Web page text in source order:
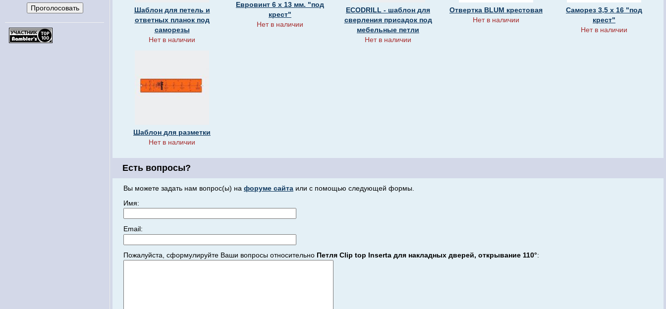
Шаблон для петель и
ответных планок под
саморезы
Нет в наличии
Евровинт 6 х 13 мм. "под
крест"
Нет в наличии
ECODRILL - шаблон для
сверления присадок под
мебельные петли
Нет в наличии
Отвертка BLUM крестовая
Нет в наличии
Саморез 3,5 х 16 "под
крест"
Нет в наличии
Шаблон для разметки
Нет в наличии
Есть вопросы?
Вы можете задать нам вопрос(ы) на форуме сайта или с помощью следующей формы.
Имя:
Email:
Пожалуйста, сформулируйте Ваши вопросы относительно Петля Clip top Inserta для накладных дверей, открывание 110°: